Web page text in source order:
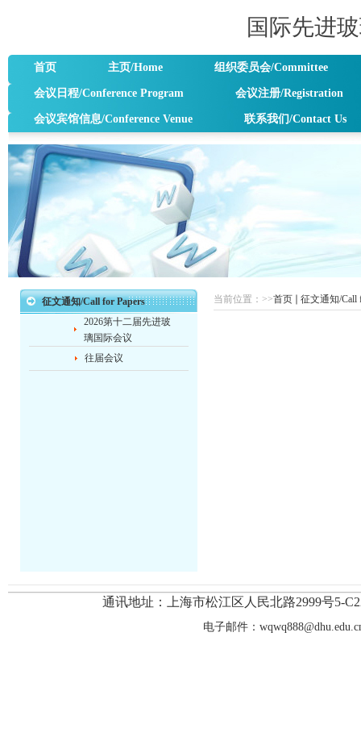
国际先进
首页 主页/Home 组织委员会/Committee
会议日程/Conference Program 会议注册/Registration
会议宾馆信息/Conference Venue 联系我们/Contact Us
征文通知/Call for Papers
2026第十二届先进玻
璃国际会议
往届会议
当前位置： >>首页 征文通知/Call
通讯地址：上海市松江区人民北路2999号5-
电子邮件：